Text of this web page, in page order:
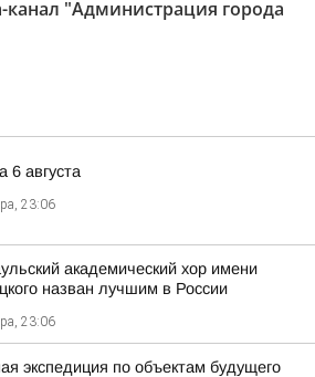
канал "Администрация города
6 августа
23:06
академический хор имени
назван лучшим в России
23:06
экспедиция по объектам будущего